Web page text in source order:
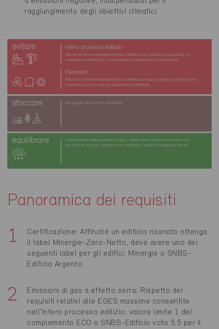
raggiungimento degli obiettivi climatici.
Panoramica dei requisiti
Certificazione: Affinché un edificio risanato ottenga
il label Minergie-Zero-Netto, deve avere uno dei
seguenti label per gli edifici: Minergie o SNBS-
Edificio Argento.
Emissioni di gas a effetto serra: Rispetto dei
requisiti relativi alle EGES massime consentite
nell’intero processo edilizio: valore limite 1 del
complemento ECO o SNBS-Edificio voto 5.5 per il